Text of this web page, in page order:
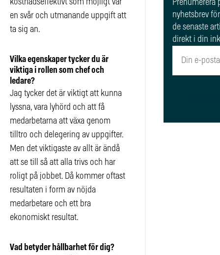
kostnadseffektivt som möjligt var
en svår och utmanande uppgift att
ta sig an.
Vilka egenskaper tycker du är
viktiga i rollen som chef och
ledare?
Jag tycker det är viktigt att kunna
lyssna, vara lyhörd och att få
medarbetarna att växa genom
tilltro och delegering av uppgifter.
Men det viktigaste av allt är ändå
att se till så att alla trivs och har
roligt på jobbet. Då kommer oftast
resultaten i form av nöjda
medarbetare och ett bra
ekonomiskt resultat.
Vad betyder hållbarhet för dig?
Prenumerera
nyhetsbrev
de senaste
direkt i din